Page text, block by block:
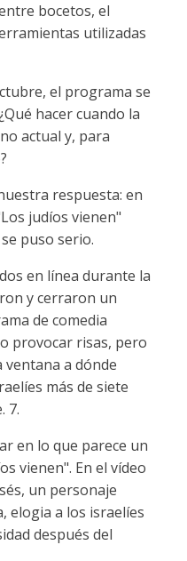
bocetos, el
utilizadas
el programa se
hacer cuando la
actual y, para
respuesta: en
judíos vienen"
puso serio.
en línea durante la
y cerraron un
de comedia
provocar risas, pero
ventana a dónde
más de siete
7.
en lo que parece un
vienen". En el vídeo
un personaje
elogia a los israelíes
después del